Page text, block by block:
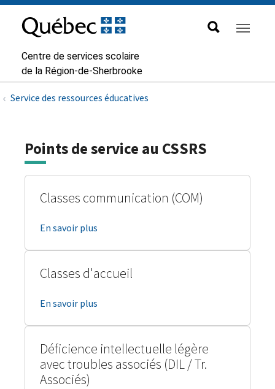
Aller à la navigation principale
Aller au contenu principal
Passer au pied de page
au
contenu
Centre de services scolaire
de la Région-de-Sherbrooke
Service des ressources éducatives
Points de service au CSSRS
Classes communication (COM)
En savoir plus
Classes d'accueil
En savoir plus
Déficience intellectuelle légère
avec troubles associés (DIL / Tr.
Associés)